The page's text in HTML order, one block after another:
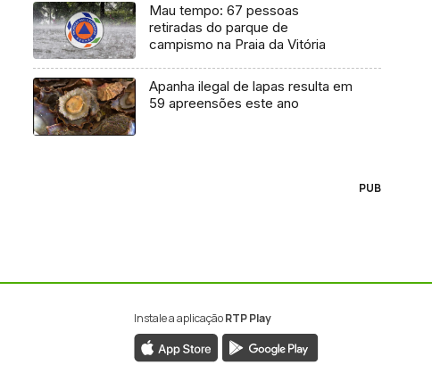
Mau tempo: 67 pessoas
retiradas do parque de
campismo na Praia da Vitória
Apanha ilegal de lapas resulta em
59 apreensões este ano
PUB
Instale a aplicaçãoRTP Play